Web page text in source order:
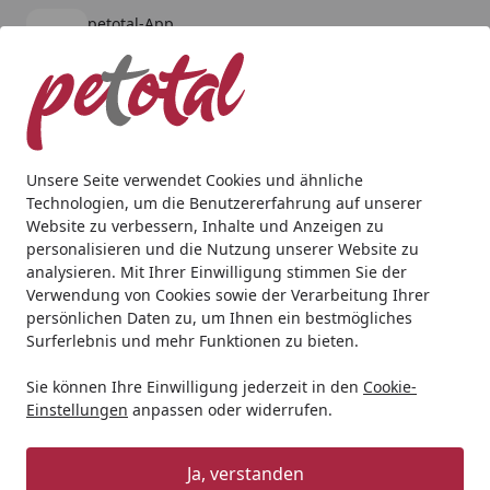
Unsere Seite verwendet Cookies und ähnliche
Technologien, um die Benutzererfahrung auf unserer
Website zu verbessern, Inhalte und Anzeigen zu
personalisieren und die Nutzung unserer Website zu
analysieren. Mit Ihrer Einwilligung stimmen Sie der
Verwendung von Cookies sowie der Verarbeitung Ihrer
persönlichen Daten zu, um Ihnen ein bestmögliches
Surferlebnis und mehr Funktionen zu bieten.
Sie können Ihre Einwilligung jederzeit in den Cookie-
Einstellungen anpassen oder widerrufen.
Ja, verstanden
petotal-App
kostenlos - Im App Store
Alle Produkte
Mein Konto
Suchen
Startseite
Katze Kratzbäume & -bretter NOBBY Kratzbaum
NOBBY Kratzbaum "JUAN" cream;
80 x 50 x 166 cm